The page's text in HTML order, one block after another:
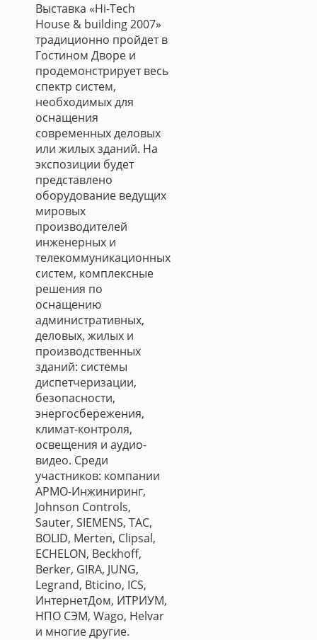
Выставка «Hi-Tech
House & building 2007»
традиционно пройдет в
Гостином Дворе и
продемонстрирует весь
спектр систем,
необходимых для
оснащения
современных деловых
или жилых зданий. На
экспозиции будет
представлено
оборудование ведущих
мировых
производителей
инженерных и
телекоммуникационных
систем, комплексные
решения по
оснащению
административных,
деловых, жилых и
производственных
зданий: системы
диспетчеризации,
безопасности,
энергосбережения,
климат-контроля,
освещения и аудио-
видео. Среди
участников: компании
АРМО-Инжиниринг,
Johnson Controls,
Sauter, SIEMENS, TAC,
BOLID, Merten, Clipsal,
ECHELON, Beckhoff,
Berker, GIRA, JUNG,
Legrand, Bticino, ICS,
ИнтернетДом, ИТРИУМ,
НПО СЭМ, Wago, Helvar
и многие другие.